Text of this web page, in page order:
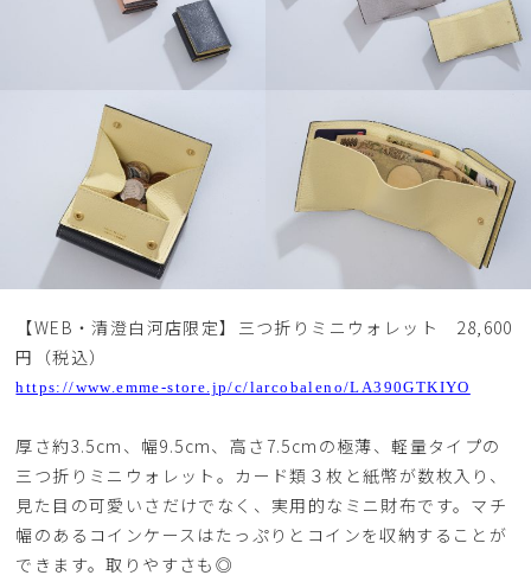
【WEB・清澄白河店限定】三つ折りミニウォレット 28,600
円（税込）
https://www.emme-store.jp/c/larcobaleno/LA390GTKIYO
厚さ約3.5cm、幅9.5cm、高さ7.5cmの極薄、軽量タイプの
三つ折りミニウォレット。カード類３枚と紙幣が数枚入り、
見た目の可愛いさだけでなく、実用的なミニ財布です。マチ
幅のあるコインケースはたっぷりとコインを収納することが
できます。取りやすさも◎